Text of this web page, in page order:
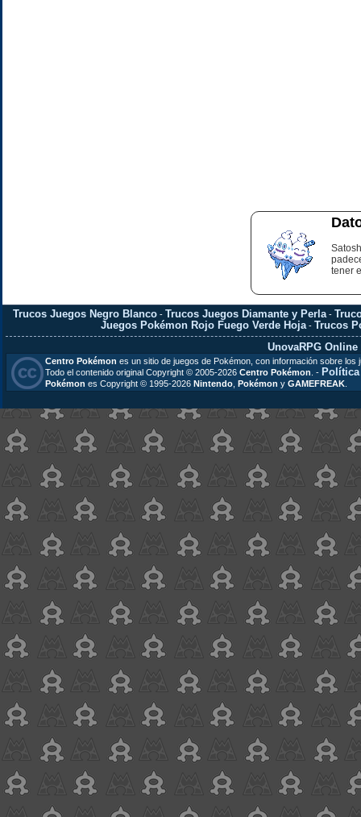
tener
Trucos Juegos Negro Blanco- Trucos Juegos Diamante y Perla-
Juegos Pokémon Rojo Fuego Verde Hoja -Trucos
UnovaRPG Online
Centro Pokémon es un sitio de juegos de Pokémon, con información sobre
Todo el contenido original Copyright © 2005-2026 Centro Pokémon . -
Pokémon es Copyright © 1995-2026 Nintendo Pokémon y GAMEFREAK